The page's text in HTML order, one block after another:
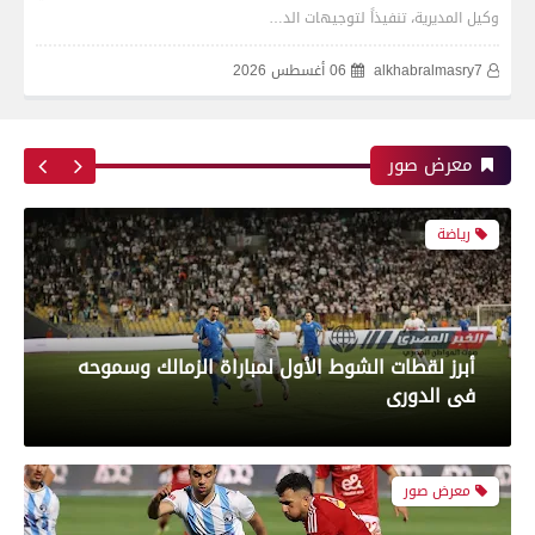
وكيل المديرية، تنفيذاً لتوجيهات الد…
alkhabralmasry7
06 أغسطس 2026
معرض صور
بعدسة الخبر المصري | شاهد أبرز لقطات مباراة
الزمالك وسموحة فى الدورى
رياضة
أبرز لقطات الشوط الأول لمباراة الزمالك وسموحه
فى الدورى
معرض صور
محافظات
تموين الفيوم ضبط سيارة نقل محملة بـ 1750 كيلو
جبنة مجهولة المصدر وغير صالحة للاستهلاك
الآدمي
محافظات